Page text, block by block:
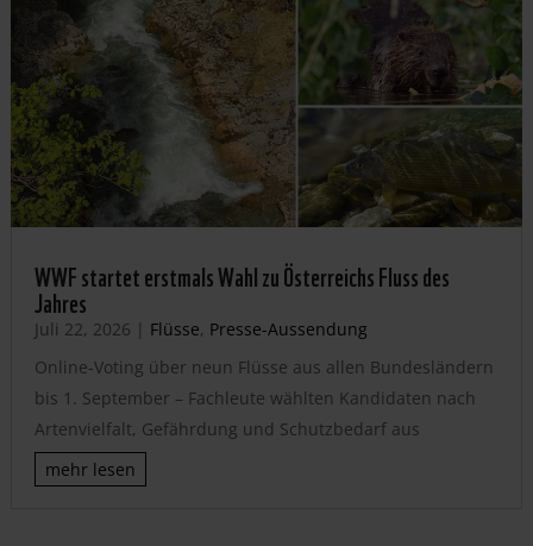
WWF startet erstmals Wahl zu Österreichs Fluss des
Jahres
Juli 22, 2026 | Flüsse, Presse-Aussendung
Online-Voting über neun Flüsse aus allen Bundesländern
bis 1. September – Fachleute wählten Kandidaten nach
Artenvielfalt, Gefährdung und Schutzbedarf aus
mehr lesen